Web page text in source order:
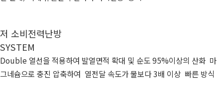
저 소비전력난방
SYSTEM
Double 열선을 적용하여 발열면적 확대 및 순도 95%이상의 산화 마
그네슘으로 충진 압축하여 열전달 속도가 물보다 3배 이상 빠른 방식